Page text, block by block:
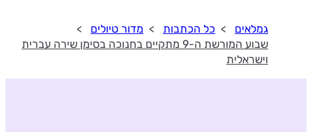
גמלאים כל הכתבות
מדור טיולים
שבוע המורשת ה-9 מתקיים בחנוכה בסימן שירה עברית
וישראלית